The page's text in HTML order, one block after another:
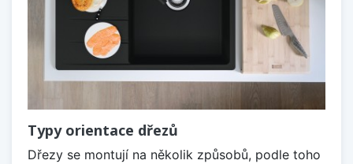
Typy orientace dřezů
Dřezy se montují na několik způsobů, podle toho